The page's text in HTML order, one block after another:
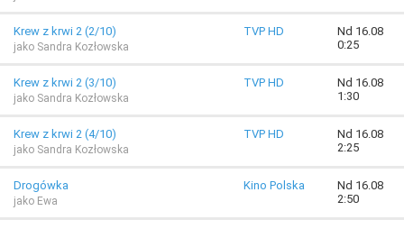
Krew z krwi 2 (2/10)
jako Sandra Kozłowska
TVP HD
Nd 16.08
0:25
Krew z krwi 2 (3/10)
jako Sandra Kozłowska
TVP HD
Nd 16.08
1:30
Krew z krwi 2 (4/10)
jako Sandra Kozłowska
TVP HD
Nd 16.08
2:25
Drogówka
jako Ewa
Kino Polska
Nd 16.08
2:50